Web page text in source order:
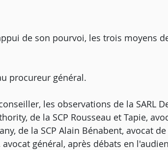
de son pourvoi, les trois moyens
procureur général.
les observations de la SARL
de la SCP Rousseau et Tapie,
de la SCP Alain Bénabent, avocat
général, après débats en